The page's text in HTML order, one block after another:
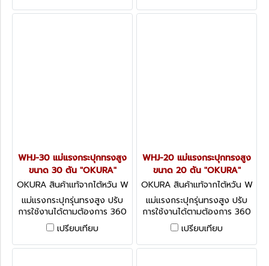
WHJ-30 แม่แรงกระปุกทรงสูง
ขนาด 30 ตัน "OKURA"
OKURA สินค้าแท้จากไต้หวัน W
HJ-30
แม่แรงกระปุกรุ่นทรงสูง ปรับ
การใช้งานได้ตามต้องการ 360
องศา ทั้งแนวตั้ง แนวตะแคง
แนวนอน
เปรียบเทียบ
WHJ-20 แม่แรงกระปุกทรงสูง
ขนาด 20 ตัน "OKURA"
OKURA สินค้าแท้จากไต้หวัน W
HJ-20
แม่แรงกระปุกรุ่นทรงสูง ปรับ
การใช้งานได้ตามต้องการ 360
องศา ทั้งแนวตั้ง แนวตะแคง
แนวนอน
เปรียบเทียบ